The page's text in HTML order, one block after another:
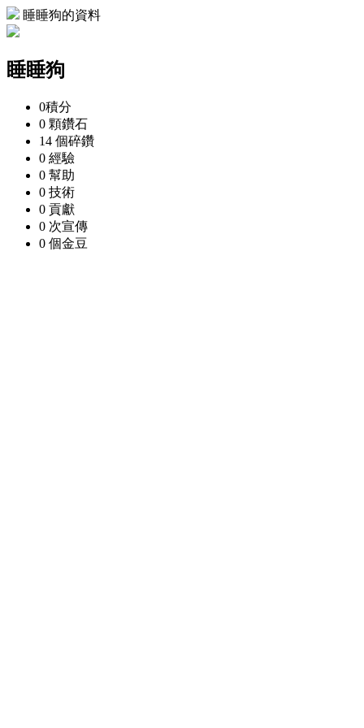
睡睡狗的資料
睡睡狗
0積分
0 顆鑽石
14 個碎鑽
0 經驗
0 幫助
0 技術
0 貢獻
0 次宣傳
0 個金豆